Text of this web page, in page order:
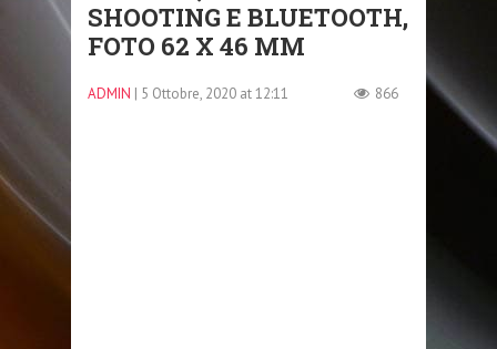
SHOOTING E BLUETOOTH,
FOTO 62 X 46 MM
ADMIN | 5 Ottobre, 2020 at 12:11 866